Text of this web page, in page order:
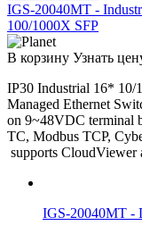
IGS-20040MT -
100/1000X SFP
В корзину Узнать
IP30 Industrial 16* 10/
Managed Ethernet
on 9~48VDC terminal
TC, Modbus TCP,
supports
IGS-20040MT -